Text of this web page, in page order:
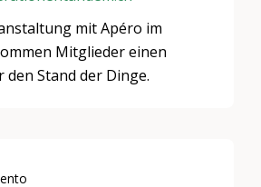
mit Apéro im
Mitglieder einen
den Stand der Dinge.